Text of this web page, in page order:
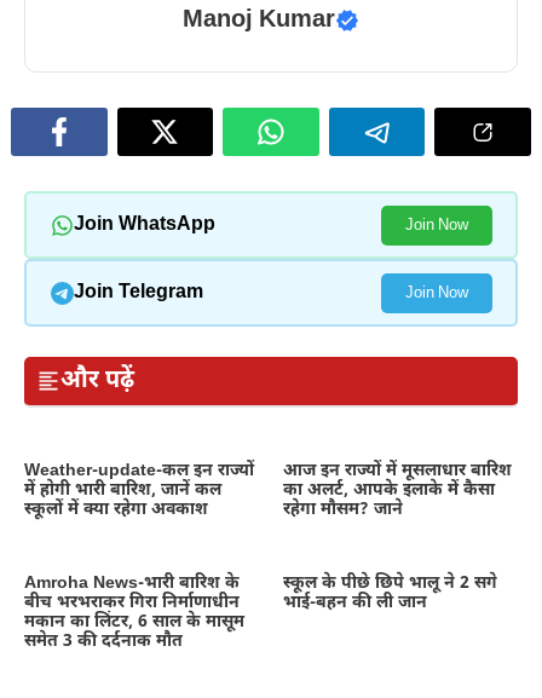
Manoj Kumar
Join WhatsApp Join Now
Join Telegram Join Now
और पढ़ें
Weather-update-कल इन राज्यों
में होगी भारी बारिश, जानें कल
स्कूलों में क्या रहेगा अवकाश
आज इन राज्यों में मूसलाधार बारिश
का अलर्ट, आपके इलाके में कैसा
रहेगा मौसम? जाने
Amroha News-भारी बारिश के
बीच भरभराकर गिरा निर्माणाधीन
मकान का लिंटर, 6 साल के मासूम
समेत 3 की दर्दनाक मौत
स्कूल के पीछे छिपे भालू ने 2 सगे
भाई-बहन की ली जान